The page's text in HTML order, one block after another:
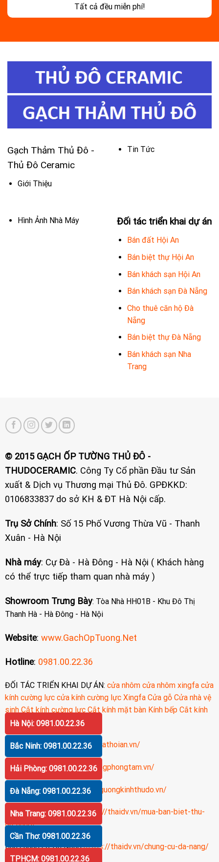
Tất cả đều miễn phí!
Gạch Thảm Thủ Đô -
Thủ Đô Ceramic
Giới Thiệu
Tin Tức
Hình Ảnh Nhà Máy Đối tác triển khai dự án
Bán đất Hội An
Bán biệt thự Hội An
Bán khách sạn Hội An
Bán khách sạn Đà Nẵng
Cho thuê căn hộ Đà
Nẵng
Bán biệt thự Đà Nẵng
Bán khách sạn Nha
Trang
© 2015 GẠCH ỐP TƯỜNG THỦ ĐÔ -
THUDOCERAMIC. Công Ty Cổ phần Đầu tư Sản
xuất & Dịch vụ Thương mại Thủ Đô. GPĐKKD:
0106833837 do sở KH & ĐT Hà Nội cấp.
Trụ Sở Chính: Số 15 Phố Vương Thừa Vũ - Thanh
Xuân - Hà Nội
Nhà máy: Cự Đà - Hà Đông - Hà Nội ( Khách hàng
có thể trực tiếp tham quan nhà máy )
Showroom Trưng Bày: Tòa Nhà HH01B - Khu Đô Thị
Thanh Hà - Hà Đông - Hà Nội
Website: www.GachOpTuong.Net
Hotline: 0981.00.22.36
ĐỐI TÁC TRIỂN KHAI DỰ ÁN: cửa nhôm cửa nhôm xingfa cửa
kính cường lực cửa kính cường lực Xingfa Cửa gỗ Cửa nhà vệ
sinh Cắt kính cường lực Cắt kính mặt bàn Kính bếp Cắt kính
cường lực
Bán đất Hội Anhttps://bandathoian.vn/
Gương nhà tắmhttps://guongphongtam.vn/
Gương kính Thủ Đôhttps://guongkinhthudo.vn/
Bán biệt thự Đà Nẵnghttps://thaidv.vn/mua-ban-biet-thu-
da-nang/
Bán chung cư Đà Nẵnghttps://thaidv.vn/chung-cu-da-nang/
Hà Nội: 0981.00.22.36
Bắc Ninh: 0981.00.22.36
Hải Phòng: 0981.00.22.36
Đà Nẵng: 0981.00.22.36
Nha Trang: 0981.00.22.36
Cần Thơ: 0981.00.22.36
TPHCM: 0981.00.22.36